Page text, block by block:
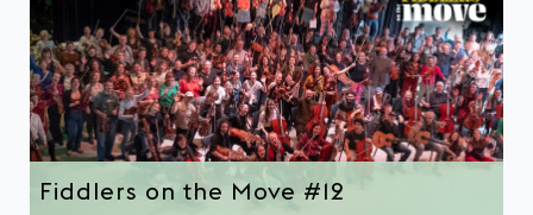
Fiddlers on the Move #12